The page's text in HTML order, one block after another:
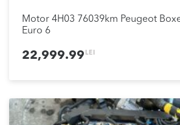
Motor 4H03 76039km Peugeot
Euro 6
22,999.99 LEI